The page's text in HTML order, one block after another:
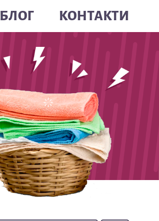
БЛОГ КОНТАКТИ